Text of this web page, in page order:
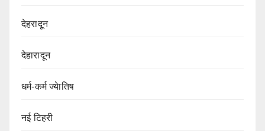
देहरादून
देहारादून
धर्म-कर्म ज्येातिष
नई टिहरी